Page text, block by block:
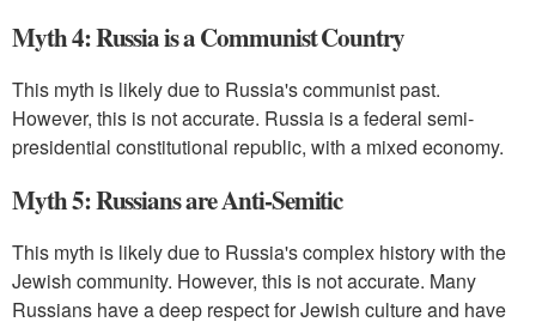
Myth 4: Russia is a Communist Country
This myth is likely due to Russia's communist past.
However, this is not accurate. Russia is a federal semi-
presidential constitutional republic, with a mixed economy.
Myth 5: Russians are Anti-Semitic
This myth is likely due to Russia's complex history with the
Jewish community. However, this is not accurate. Many
Russians have a deep respect for Jewish culture and have